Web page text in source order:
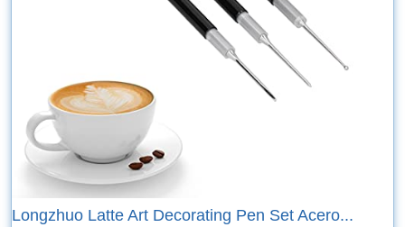
Longzhuo Latte Art Decorating Pen Set Acero...